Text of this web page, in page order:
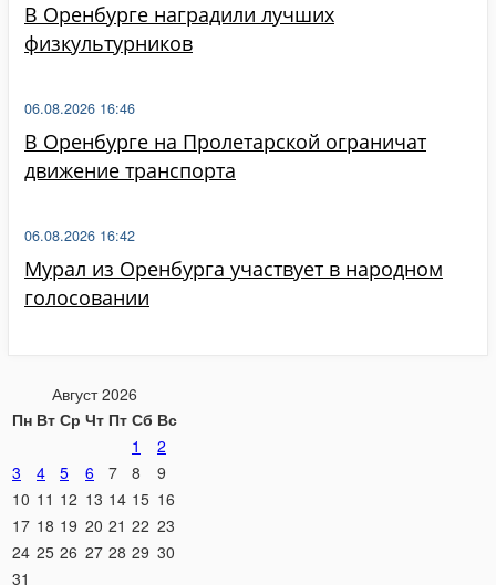
В Оренбурге наградили лучших
физкультурников
В Оренбурге на Пролетарской ограничат
движение транспорта
06.08.2026 16:46
Мурал из Оренбурга участвует в народном
голосовании
06.08.2026 16:42
Август 2026
Пн Вт Ср Чт Пт Сб Вс
1
2
3
4 5 6 7 8
9
10 11 12 13 14 15 16
17 18 19 20 21 22 23
24 25 26 27 28 29 30
31